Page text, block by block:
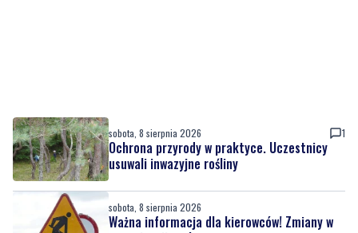
sobota, 8 sierpnia 2026 1
Ochrona przyrody w praktyce. Uczestnicy
usuwali inwazyjne rośliny